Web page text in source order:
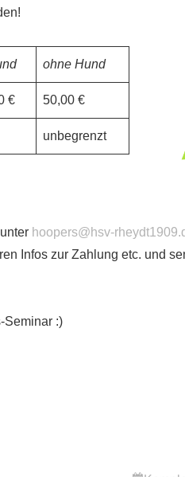
ohne Hund
€ 50,00 €
unbegrenzt
hoopers@hsv-
Infos zur Zahlung etc. und
Seminar :)